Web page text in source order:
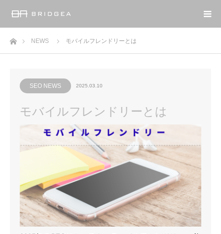
ホームNEWS モバイルフレンドリーとは
SEO NEWS 2025.03.10
モバイルフレンドリーとは